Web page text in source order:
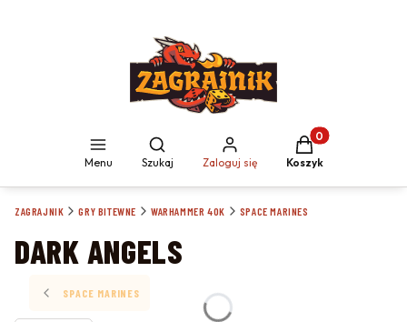
Menu
Otwórz wyszukiwarkę
Szukaj Zaloguj się
Produkty w
Koszyk
ZAGRAJNIK GRY BITEWNE WARHAMMER 40K SPACE MARINES
DARK ANGELS
SPACE MARINES